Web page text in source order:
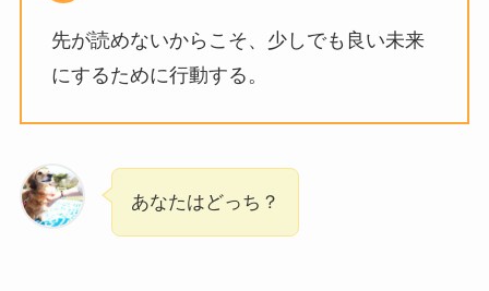
先が読めないからこそ、少しでも良い未来
にするために行動する。
あなたはどっち？